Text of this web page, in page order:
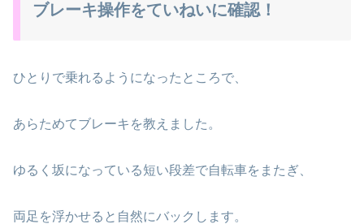
ブレーキ操作をていねいに確認！
ひとりで乗れるようになったところで、
あらためてブレーキを教えました。
ゆるく坂になっている短い段差で自転車をまたぎ、
両足を浮かせると自然にバックします。